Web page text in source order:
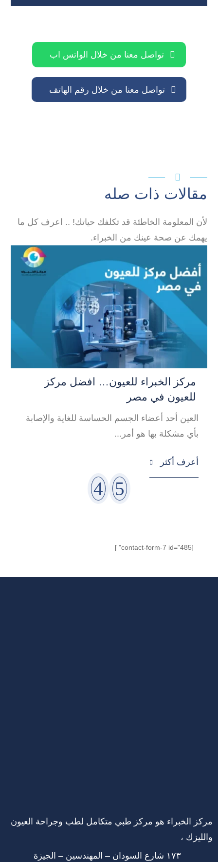
تواصل معنا من خلال الواتس اب
تواصل معنا من خلال رقم الهاتف

مقالات ذات صله
لأن المعلومة الخاطئة قد تكلفك حياتك! .. اعرف كل ما
يهمك عن صحة عينك من الخبراء.
مركز الخبراء للعيون… افضل مركز
للعيون في مصر
العين أحد أعضاء الجسم الحساسة للغاية والإصابة
بأي مشكلة بها هو أمر...
أعرف أكثر 
[contact-form-7 id="485" ]
مركز الخبراء هو مركز طبي متكامل لطب وجراحة العيون
والليزك ،
١٧٣ شارع السودان – المهندسين – الجيزة